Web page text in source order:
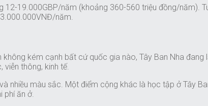
19.000GBP/năm (khoảng 360-560 triệu đồng/năm).
năm.
kém cạnh bất cứ quốc gia nào, Tây Ban Nha đang
thông, kinh tế.
màu sắc. Một điểm cộng khác là học tập ở Tây
phí ăn ở.